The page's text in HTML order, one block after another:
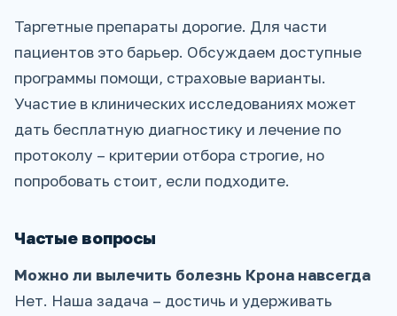
Таргетные препараты дорогие. Для части
пациентов это барьер. Обсуждаем доступные
программы помощи, страховые варианты.
Участие в клинических исследованиях может
дать бесплатную диагностику и лечение по
протоколу – критерии отбора строгие, но
попробовать стоит, если подходите.
Частые вопросы
Можно ли вылечить болезнь Крона навсегда
Нет. Наша задача – достичь и удерживать